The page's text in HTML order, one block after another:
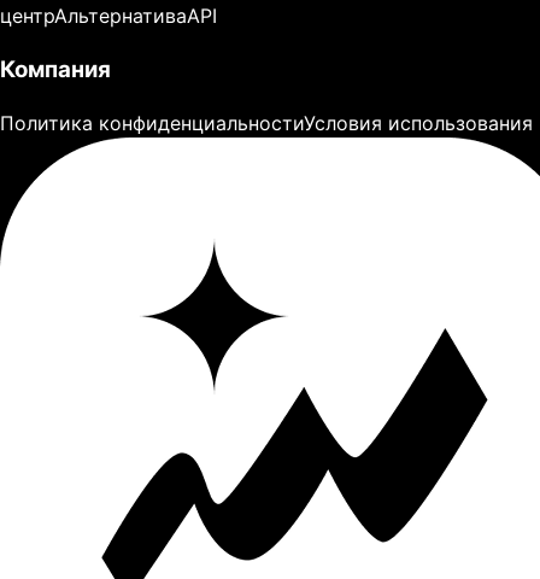
центрАльтернативаAPI
Компания
Политика конфиденциальностиУсловия использования